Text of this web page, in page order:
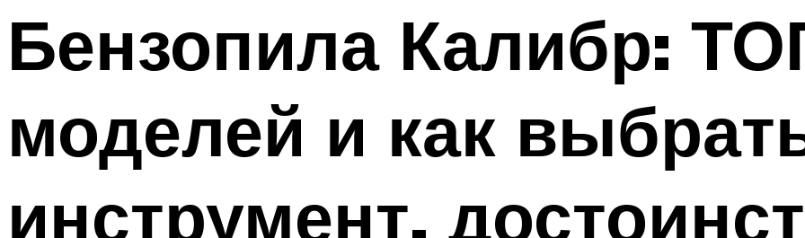
Бензопила Калибр:
моделей и как
инструмент,